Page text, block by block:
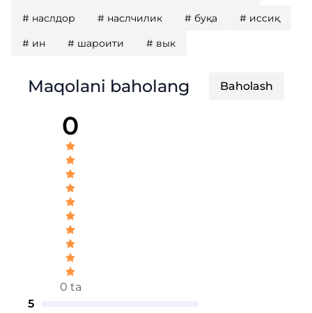
# наслдор # наслчилик # буқа # иссиқ
# ин # шароити # вык
Maqolani baholang Baholash
0
0 ta
5